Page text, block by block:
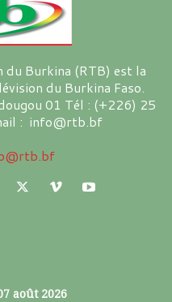
du Burkina (RTB) est la
du Burkina Faso.
01 Tél : (+226) 25
: info@rtb.bf
août 2026